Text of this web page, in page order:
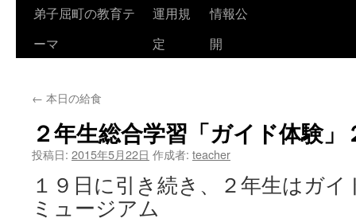
ン
へ
キ
弟子屈町の教育テ
ーマ
運用規
定
情報公
開
← 本日の給食
２年生総合学習「ガイド体験」
投稿日: 2015年5月22日 作成者: teacher
１９日に引き続き、２年生はガ
ミュージアム